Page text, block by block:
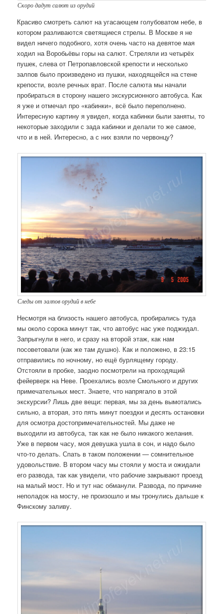
Скоро дадут салют из орудий
Красиво смотреть салют на угасающем голубоватом небе, в
котором разливаются светящиеся стрелы. В Москве я не
видел ничего подобного, хотя очень часто на девятое мая
ходил на Воробьёвы горы на салют. Стреляли из четырёх
пушек, слева от Петропавловской крепости и несколько
залпов было произведено из пушки, находящейся на стене
крепости, возле речных врат. После салюта мы начали
пробираться в сторону нашего экскурсионного автобуса. Как
я уже и отмечал про «кабинки», всё было переполнено.
Интересную картину я увидел, когда кабинки были заняты, то
некоторые заходили с зада кабинки и делали то же самое,
что и в ней. Интересно, а с них взяли по червонцу?
Следы от залпов орудий в небе
Несмотря на близость нашего автобуса, пробирались туда
мы около сорока минут так, что автобус нас уже поджидал.
Запрыгнули в него, и сразу на второй этаж, как нам
посоветовали (как же там душно). Как и положено, в 23:15
отправились по ночному, но ещё бурлящему городу.
Отстояли в пробке, заодно посмотрели на проходящий
фейерверк на Неве. Проехались возле Смольного и других
примечательных мест. Знаете, что напрягало в этой
экскурсии? Лишь две вещи: первая, мы за день вымотались
сильно, а вторая, это пять минут поездки и десять остановки
для осмотра достопримечательностей. Мы даже не
выходили из автобуса, так как не было никакого желания.
Уже в первом часу, моя девушка ушла в сон, и надо было
что-то делать. Спать в таком положении — сомнительное
удовольствие. В втором часу мы стояли у моста и ожидали
его развода, так как увидели, что рабочие закрывают проезд
на малый мост. Но и тут нас обманули. Развода, по причине
неполадок на мосту, не произошло и мы тронулись дальше к
Финскому заливу.